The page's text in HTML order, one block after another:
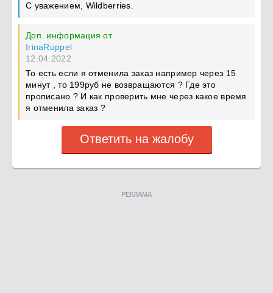
С уважением, Wildberries.
Доп. информация от
IrinaRuppel
12.04.2022
То есть если я отменила заказ например через 15
минут , то 199руб не возвращаются ? Где это
прописано ? И как проверить мне через какое время
я отменила заказ ?
Ответить на жалобу
РЕКЛАМА